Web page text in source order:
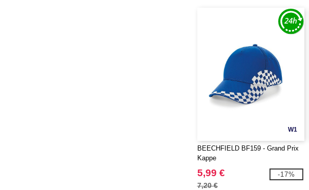
W1
BEECHFIELD BF159 - Grand Prix
Kappe
5,99 €
7,20 €
-17%